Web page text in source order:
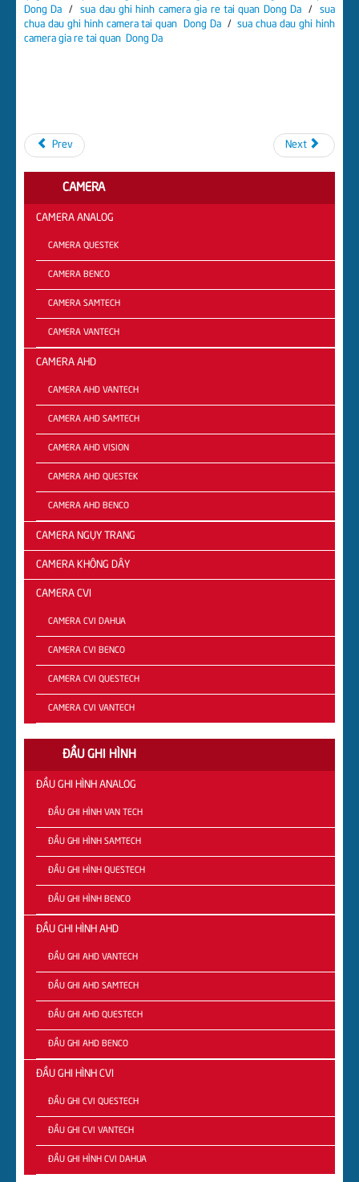
Dong Da / sua dau ghi hinh camera gia re tai quan Dong Da /sua
chua dau ghi hinh camera tai quan Dong Da/
sua chua dau ghi hinh
camera gia re tai quan Dong Da
Prev Next
CAMERA
CAMERA ANALOG
CAMERA QUESTEK
CAMERA BENCO
CAMERA SAMTECH
CAMERA VANTECH
CAMERA AHD
CAMERA AHD VANTECH
CAMERA AHD SAMTECH
CAMERA AHD VISION
CAMERA AHD QUESTEK
CAMERA AHD BENCO
CAMERA NGỤY TRANG
CAMERA KHÔNG DÂY
CAMERA CVI
CAMERA CVI DAHUA
CAMERA CVI BENCO
CAMERA CVI QUESTECH
CAMERA CVI VANTECH
ĐẦU GHI HÌNH
ĐẦU GHI HÌNH ANALOG
ĐẦU GHI HÌNH VAN TECH
ĐẦU GHI HÌNH SAMTECH
ĐẦU GHI HÌNH QUESTECH
ĐẦU GHI HÌNH BENCO
ĐẦU GHI HÌNH AHD
ĐẦU GHI AHD VANTECH
ĐẦU GHI AHD SAMTECH
ĐẦU GHI AHD QUESTECH
ĐẦU GHI AHD BENCO
ĐẦU GHI HÌNH CVI
ĐẦU GHI CVI QUESTECH
ĐẦU GHI CVI VANTECH
ĐẦU GHI HÌNH CVI DAHUA